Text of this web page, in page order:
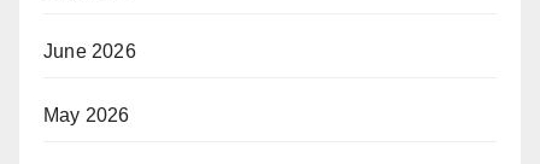
June 2026
May 2026